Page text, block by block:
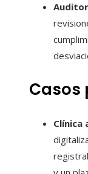
Casos
Clínica